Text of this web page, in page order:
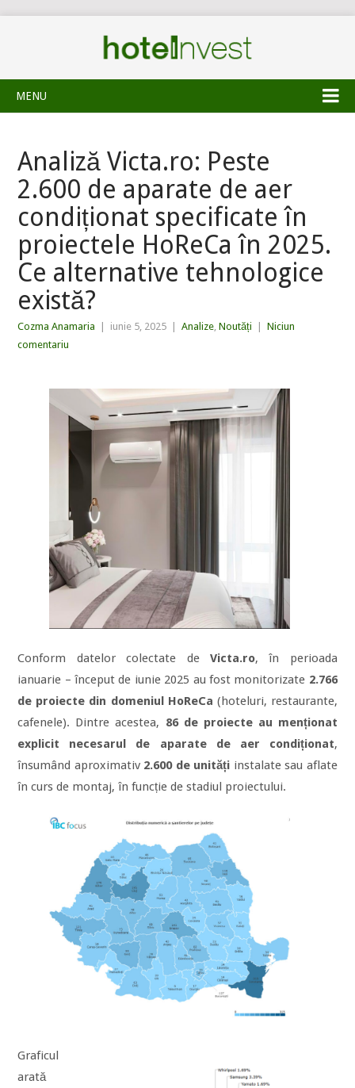
MENU
Analiză Victa.ro: Peste
2.600 de aparate de aer
condiționat specificate în
proiectele HoReCa în 2025.
Ce alternative tehnologice
există?
Cozma Anamaria iunie 5, 2025 Analize,Noutăți
Niciun
comentariu
Conform datelor colectate de Victa.ro, în perioada
ianuarie – început de iunie 2025 au fost monitorizate 2.766
de proiecte din domeniul HoReCa (hoteluri, restaurante,
cafenele). Dintre acestea, 86 de proiecte au menționat
explicit necesarul de aparate de aer condiționat,
însumând aproximativ 2.600 de unități instalate sau aflate
în curs de montaj, în funcție de stadiul proiectului.
Graficul
arată